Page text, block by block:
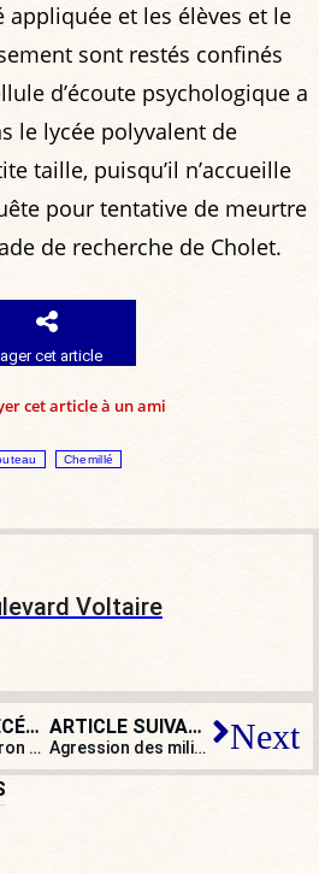
appliquée et les élèves et le
sont restés confinés
d’écoute psychologique a
le lycée polyvalent de
taille, puisqu’il n’accueille
pour tentative de meurtre
de recherche de Cholet.
cet article
cet article à un ami
Chemillé
Voltaire
ARTICLE PRÉCÉDENT
Duralex, le fleuron aux verres incassables, à nouveau en redressement judiciaire
ARTICLE SUIVANT
Agression des militants lyonnais de l’UNI au cutter : l’agresseur reste libre Next